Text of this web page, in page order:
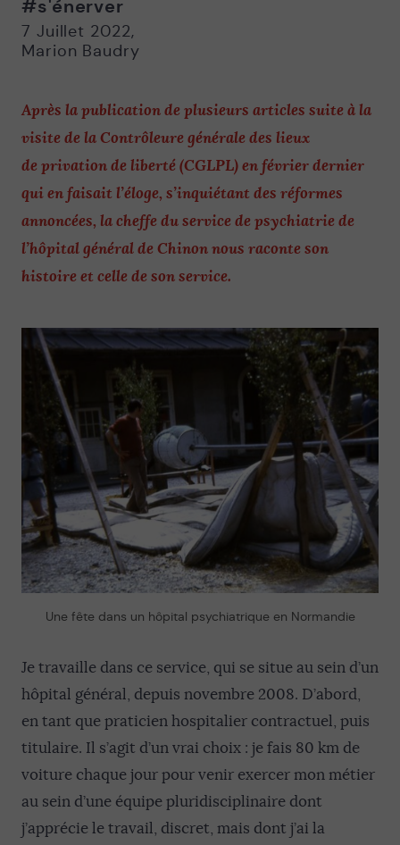
#s'énerver
7 Juillet 2022,
Marion Baudry
Après la publication de plusieurs articles suite à la
visite de la Contrôleure générale des lieux
de privation de liberté (CGLPL) en février dernier
qui en faisait l’éloge, s’inquiétant des réformes
annoncées, la cheffe du service de psychiatrie de
l’hôpital général de Chinon nous raconte son
histoire et celle de son service.
Une fête dans un hôpital psychiatrique en Normandie
Je travaille dans ce service, qui se situe au sein d’un
hôpital général, depuis novembre 2008. D’abord,
en tant que praticien hospitalier contractuel, puis
titulaire. Il s’agit d’un vrai choix : je fais 80 km de
voiture chaque jour pour venir exercer mon métier
au sein d’une équipe pluridisciplinaire dont
j’apprécie le travail, discret, mais dont j’ai la